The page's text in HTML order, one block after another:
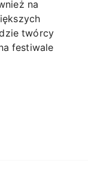
na
twórcy
festiwale